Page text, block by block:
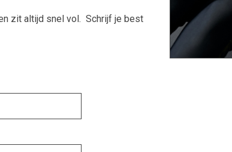
zit altijd snel vol. Schrijf je best